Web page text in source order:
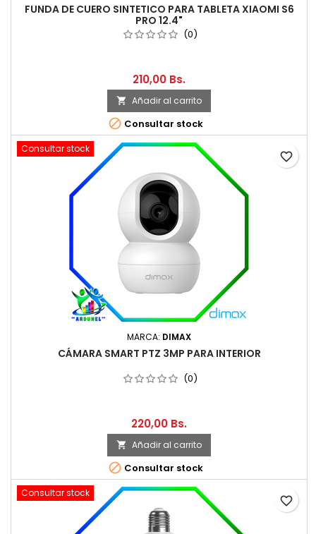
FUNDA DE CUERO SINTETICO PARA TABLETA XIAOMI S6
PRO 12.4"
(0)
210,00 Bs.
 Añadir al carrito
 Consultar stock
Consultar stock
MARCA: DIMAX
CÁMARA SMART PTZ 3MP PARA INTERIOR
(0)
220,00 Bs.
 Añadir al carrito
 Consultar stock
favorite_border
Consultar stock
favorite_border